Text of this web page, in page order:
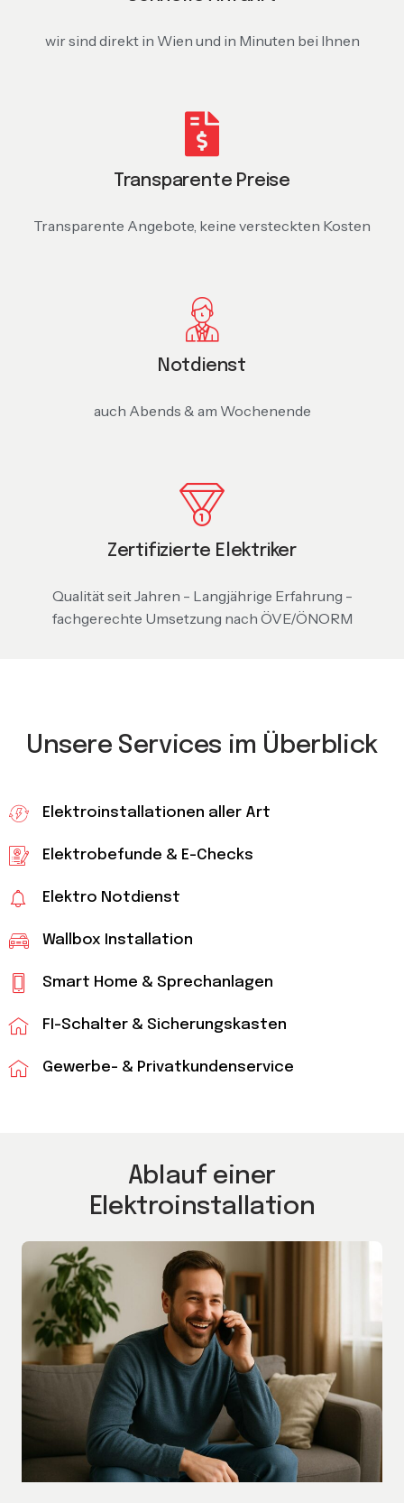
wir sind direkt in Wien und in Minuten bei Ihnen
Transparente Preise
Transparente Angebote, keine versteckten Kosten
Notdienst
auch Abends & am Wochenende
Zertifizierte Elektriker
Qualität seit Jahren - Langjährige Erfahrung -
fachgerechte Umsetzung nach ÖVE/ÖNORM
Unsere Services im Überblick
Elektroinstallationen aller Art
Elektrobefunde & E-Checks
Elektro Notdienst
Wallbox Installation
Smart Home & Sprechanlagen
FI-Schalter & Sicherungskasten
Gewerbe- & Privatkundenservice
Ablauf einer
Elektroinstallation